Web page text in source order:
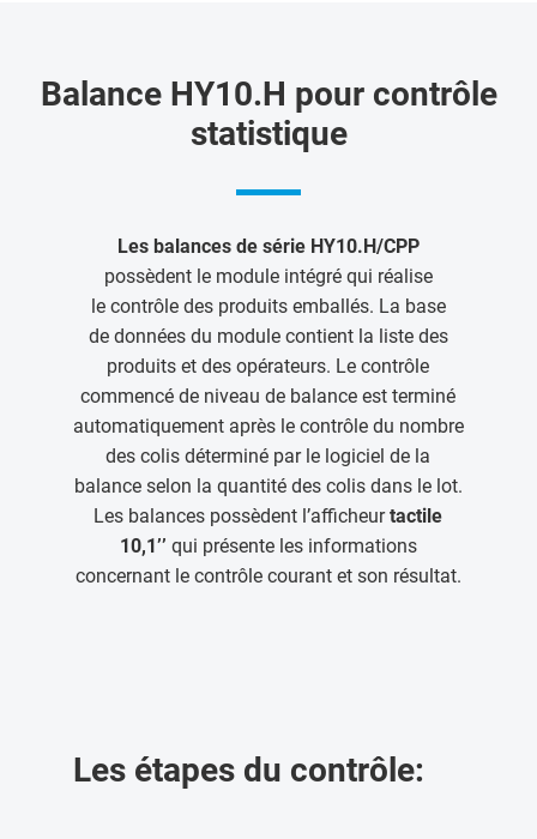
Balance HY10.H pour contrôle
statistique
Les balances de série HY10.H/CPP
possèdent le module intégré qui réalise
le contrôle des produits emballés. La base
de données du module contient la liste des
produits et des opérateurs. Le contrôle
commencé de niveau de balance est terminé
automatiquement après le contrôle du nombre
des colis déterminé par le logiciel de la
balance selon la quantité des colis dans le lot.
Les balances possèdent l’afficheurtactile
10,1’’ qui présente les informations
concernant le contrôle courant et son résultat.
Les étapes du contrôle: